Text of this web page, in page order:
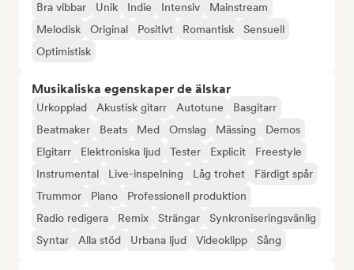
Bra vibbar
Unik Indie Intensiv
Mainstream
Melodisk
Original Positivt Romantisk
Sensuell
Optimistisk
Musikaliska egenskaper de älskar
Urkopplad Akustisk gitarr Autotune
Basgitarr
Beatmaker
Beats Med Omslag Mässing
Demos
Elgitarr
Elektroniska ljud Tester Explicit
Freestyle
Instrumental
Live-inspelning Låg trohet
Färdigt spår
Trummor
Piano
Professionell produktion
Radio redigera
Remix Strängar
Synkroniseringsvänlig
Syntar
Alla stöd Urbana ljud Videoklipp Sång